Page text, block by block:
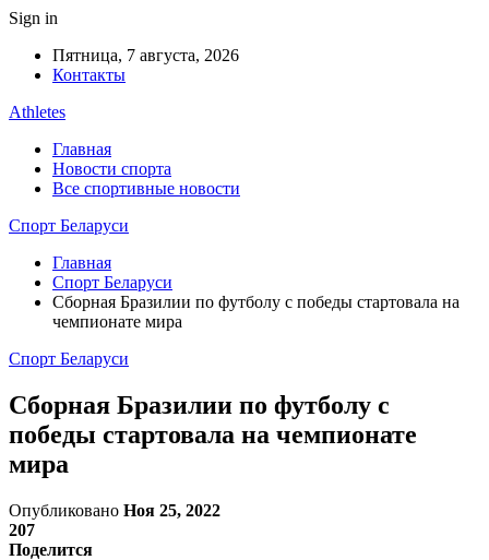
Sign in
Пятница, 7 августа, 2026
Контакты
Athletes
Главная
Новости спорта
Все спортивные новости
Спорт Беларуси
Главная
Спорт Беларуси
Сборная Бразилии по футболу с победы стартовала на
чемпионате мира
Спорт Беларуси
Сборная Бразилии по футболу с
победы стартовала на чемпионате
мира
Опубликовано Ноя 25, 2022
207
Поделится